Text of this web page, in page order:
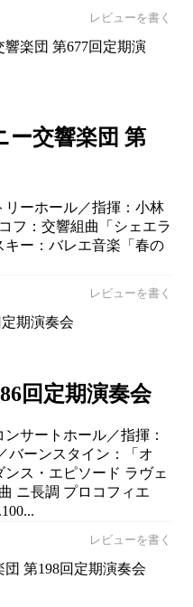
レビューを書く
ー交響楽団 第
リーホール／指揮：小林
フ：交響組曲「シェエラ
キー：バレエ音楽「春の
レビューを書く
回定期演奏会
サートホール／指揮：
バーンスタイン：「オ
ス・エピソード ラヴェ
ニ長調 プロコフィエ
レビューを書く